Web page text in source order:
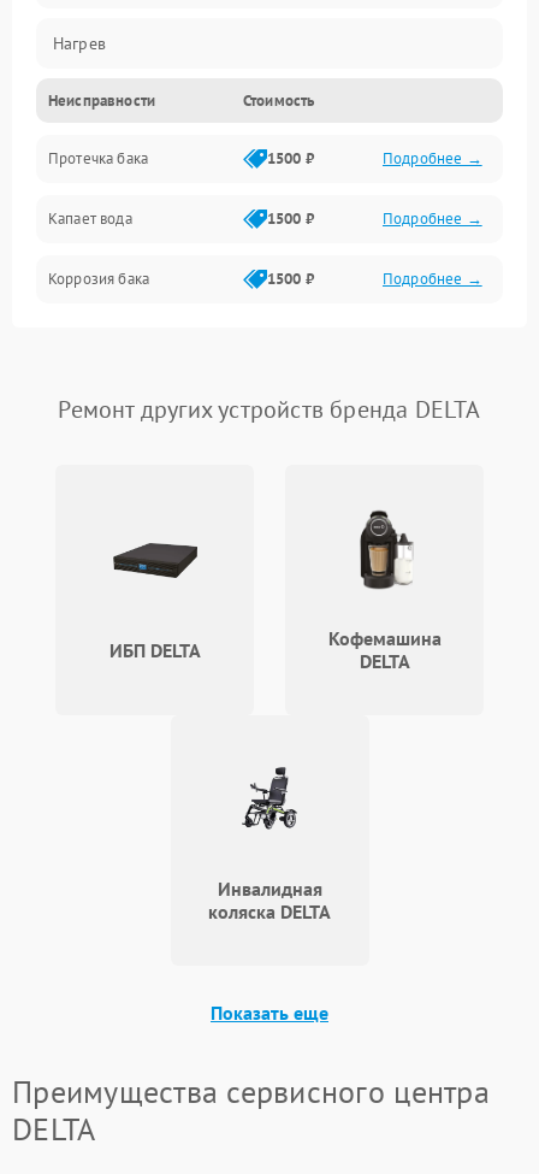
Нагрев
Датчики
Механика
Неисправности Стоимость
Протечка бака 1500 ₽ Подробнее →
Капает вода 1500 ₽ Подробнее →
Коррозия бака 1500 ₽ Подробнее →
Ремонт других устройств бренда DELTA
ИБП DELTA
Кофемашина
DELTA
Инвалидная
коляска DELTA
Показать еще
Преимущества сервисного центра
DELTA